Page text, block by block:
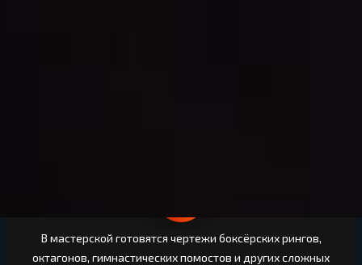
В мастерской готовятся чертежи боксёрских рингов,
октагонов, гимнастических помостов и других сложных